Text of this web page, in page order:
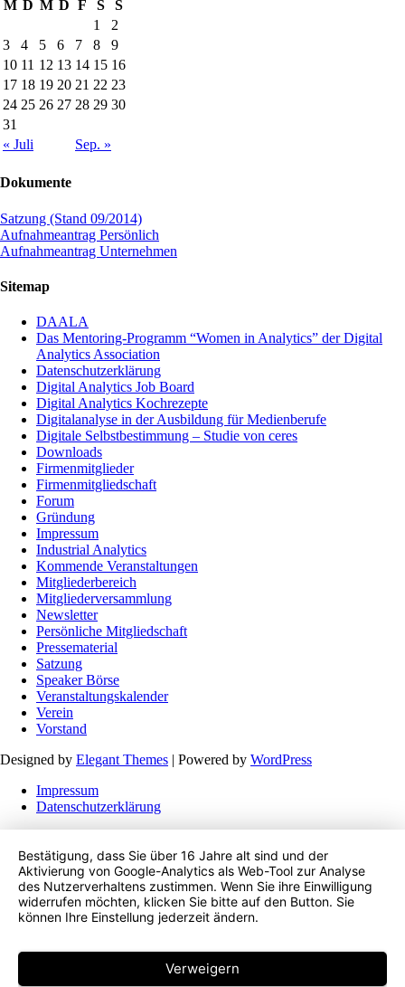
M D M D F S
S
1
2
3
4 5 6 7 8
9
10 11 12 13 14 15 16
17 18 19 20 21 22 23
24 25 26 27 28 29 30
31
« Juli
Sep. »
Dokumente
Satzung (Stand 09/2014)
Aufnahmeantrag Persönlich
Aufnahmeantrag Unternehmen
Sitemap
DAALA
Das Mentoring-Programm “Women in Analytics” der Digital
Analytics Association
Datenschutzerklärung
Digital Analytics Job Board
Digital Analytics Kochrezepte
Digitalanalyse in der Ausbildung für Medienberufe
Digitale Selbstbestimmung – Studie von ceres
Downloads
Firmenmitglieder
Firmenmitgliedschaft
Forum
Gründung
Impressum
Industrial Analytics
Kommende Veranstaltungen
Mitgliederbereich
Mitgliederversammlung
Newsletter
Persönliche Mitgliedschaft
Pressematerial
Satzung
Speaker Börse
Veranstaltungskalender
Verein
Vorstand
Designed by Elegant Themes | Powered by WordPress
Impressum
Datenschutzerklärung
Bestätigung, dass Sie über 16 Jahre alt sind und der
Aktivierung von Google-Analytics als Web-Tool zur Analyse
des Nutzerverhaltens zustimmen. Wenn Sie ihre Einwilligung
widerrufen möchten, klicken Sie bitte auf den Button. Sie
können Ihre Einstellung jederzeit ändern.
Verweigern